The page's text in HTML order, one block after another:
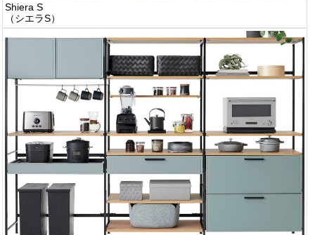
Shiera S
（シエラS）